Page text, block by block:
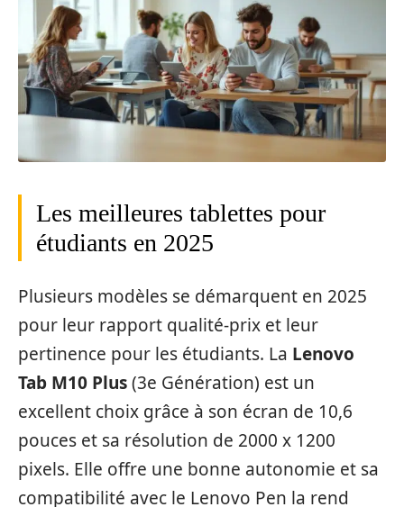
Les meilleures tablettes pour
étudiants en 2025
Plusieurs modèles se démarquent en 2025
pour leur rapport qualité-prix et leur
pertinence pour les étudiants. La Lenovo
Tab M10 Plus(3e Génération) est un
excellent choix grâce à son écran de 10,6
pouces et sa résolution de 2000 x 1200
pixels. Elle offre une bonne autonomie et sa
compatibilité avec le Lenovo Pen la rend